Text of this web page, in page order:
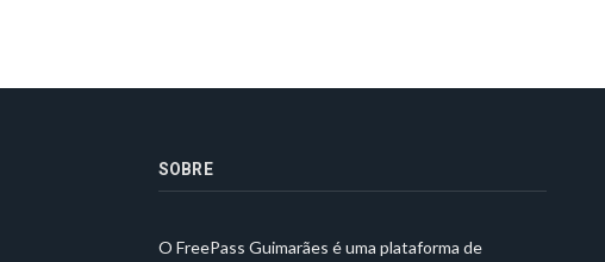
SOBRE
O FreePass Guimarães é uma plataforma de